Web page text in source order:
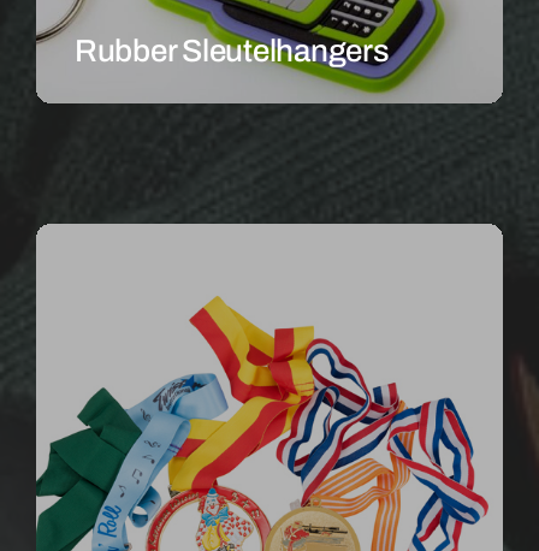
Rubber Sleutelhangers